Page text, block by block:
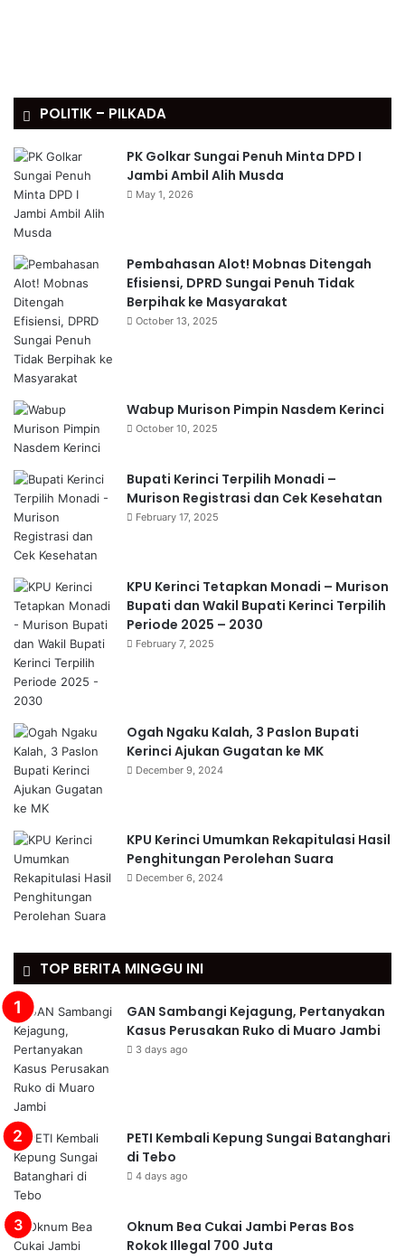
POLITIK – PILKADA
PK Golkar Sungai Penuh Minta DPD I
Jambi Ambil Alih Musda
May 1, 2026
Pembahasan Alot! Mobnas Ditengah
Efisiensi, DPRD Sungai Penuh Tidak
Berpihak ke Masyarakat
October 13, 2025
Wabup Murison Pimpin Nasdem Kerinci
October 10, 2025
Bupati Kerinci Terpilih Monadi –
Murison Registrasi dan Cek Kesehatan
February 17, 2025
KPU Kerinci Tetapkan Monadi – Murison
Bupati dan Wakil Bupati Kerinci Terpilih
Periode 2025 – 2030
February 7, 2025
Ogah Ngaku Kalah, 3 Paslon Bupati
Kerinci Ajukan Gugatan ke MK
December 9, 2024
KPU Kerinci Umumkan Rekapitulasi Hasil
Penghitungan Perolehan Suara
December 6, 2024
TOP BERITA MINGGU INI
GAN Sambangi Kejagung, Pertanyakan
Kasus Perusakan Ruko di Muaro Jambi
3 days ago
PETI Kembali Kepung Sungai Batanghari
di Tebo
4 days ago
Oknum Bea Cukai Jambi Peras Bos
Rokok Illegal 700 Juta